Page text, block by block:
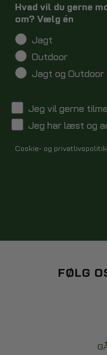
Hvad vil du gerne
om? Vælg én
Jagt
Outdoor
Jagt og Outdoor
Jeg vil gerne
Jeg har læst og
Cookie- og privatlivspolitik
FØLG